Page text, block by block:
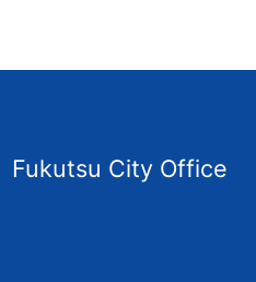
Fukutsu City Office